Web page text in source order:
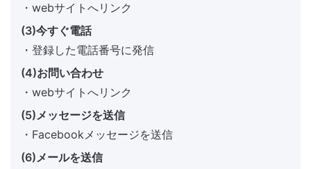
・webサイトへリンク
(3)今すぐ電話
・登録した電話番号に発信
(4)お問い合わせ
・webサイトへリンク
(5)メッセージを送信
・Facebookメッセージを送信
(6)メールを送信